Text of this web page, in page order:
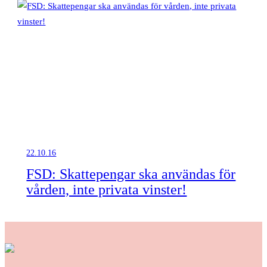
22.10.16
FSD: Skattepengar ska användas för
vården, inte privata vinster!